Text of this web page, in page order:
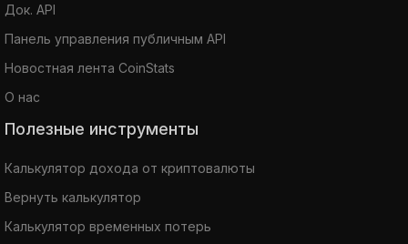
Док. API
Панель управления публичным API
Новостная лента CoinStats
О нас
Полезные инструменты
Калькулятор дохода от криптовалюты
Вернуть калькулятор
Калькулятор временных потерь